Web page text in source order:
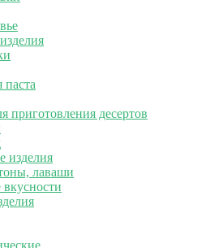
паста
приготовления десертов
изделия
лаваши